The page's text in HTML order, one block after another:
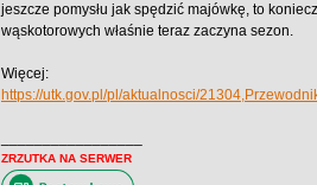
jeszcze pomysłu jak spędzić majówkę, to
wąskotorowych właśnie teraz zaczyna sezon.
Więcej:
https://utk.gov.pl/pl/aktualnosci/
ZRZUTKA NA SERWER